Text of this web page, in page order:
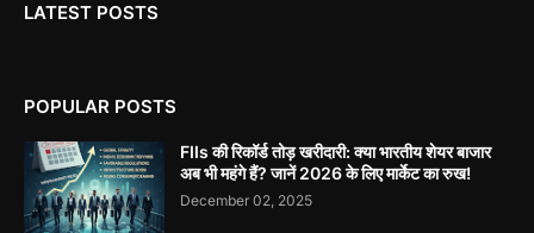
LATEST POSTS
POPULAR POSTS
FIIs की रिकॉर्ड तोड़ खरीदारी: क्या भारतीय शेयर बाजार
अब भी महंगे हैं? जानें 2026 के लिए मार्केट का रुख!
December 02, 2025